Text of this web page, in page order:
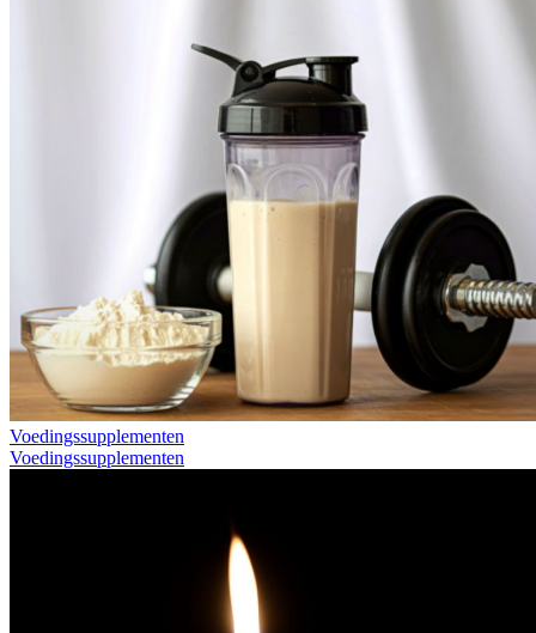
Voedingssupplementen
Voedingssupplementen